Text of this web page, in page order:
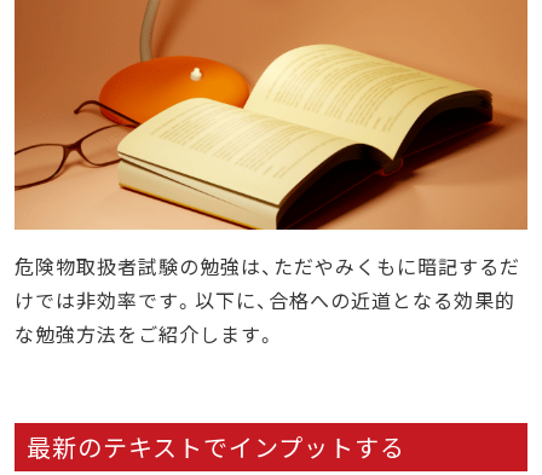
危険物取扱者試験の勉強は、ただやみくもに暗記するだ
けでは非効率です。以下に、合格への近道となる効果的
な勉強方法をご紹介します。
最新のテキストでインプットする